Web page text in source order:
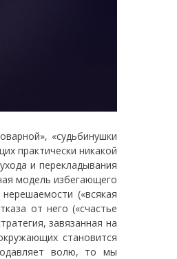
«судьбинушки
практически никакой
и перекладывания
модель избегающего
(«всякая
от него («счастье
завязанная на
становится
волю, то мы